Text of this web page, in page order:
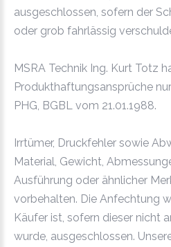
ausgeschlossen, sofern der
oder grob fahrlässig
MSRA Technik Ing. Kurt Totz
Produkthaftungsansprüche
PHG, BGBL vom 21.01.1988.
Irrtümer, Druckfehler sowie
Material, Gewicht,
Ausführung oder ähnlicher
vorbehalten. Die Anfechtung
Käufer ist, sofern dieser nicht
wurde, ausgeschlossen.